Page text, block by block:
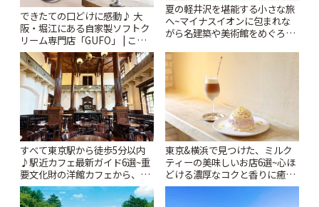
できたての口どけに感動♪ 大
阪・堀江にある自家製ソフトク
リーム専門店「GUFO」 | こと
りっぷ
夏の軽井沢を堪能する小さな旅
へ~マイナスイオンに包まれな
がら名建築や美術館をめぐろう
すべて東京駅から徒歩5分以内
♪駅近カフェ最新ガイド6選~重
要文化財の洋館カフェから、改
札すぐのレトロ喫茶まで~ | こと
りっぷ
東京&横浜で見つけた、ミルク
ティーの美味しいお店6選~心ほ
どける濃厚なコクと香りに癒や
されるティータイム~ | ことりっ